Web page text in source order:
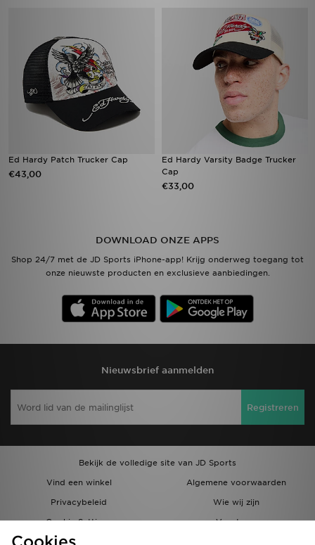
Ed Hardy Patch Trucker Cap
€43,00
Ed Hardy Varsity Badge Trucker
Cap
€33,00
DOWNLOAD ONZE APPS
Shop 24/7 met de JD Sports iPhone-app! Krijg onderweg toegang tot
onze nieuwste producten en exclusieve aanbiedingen.
Nieuwsbrief aanmelden
Registreren
Bekijk de volledige site van JD Sports
Vind een winkel
Algemene voorwaarden
Privacybeleid
Wie wij zijn
Cookie Settings
Vacatures
Bestellingen en Levering